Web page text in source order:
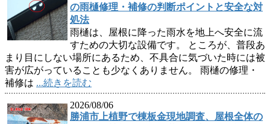
の雨樋修理・補修の判断ポイントと安全な対
処法
雨樋は、屋根に降った雨水を地上へ安全に流
すための大切な設備です。 ところが、普段あ
まり目にしない場所にあるため、不具合に気づいた時には被
害が広がっていることも少なくありません。 雨樋の修理・
補修は ...続きを読む
2026/08/06
勝浦市上植野で棟板金現地調査、屋根全体の